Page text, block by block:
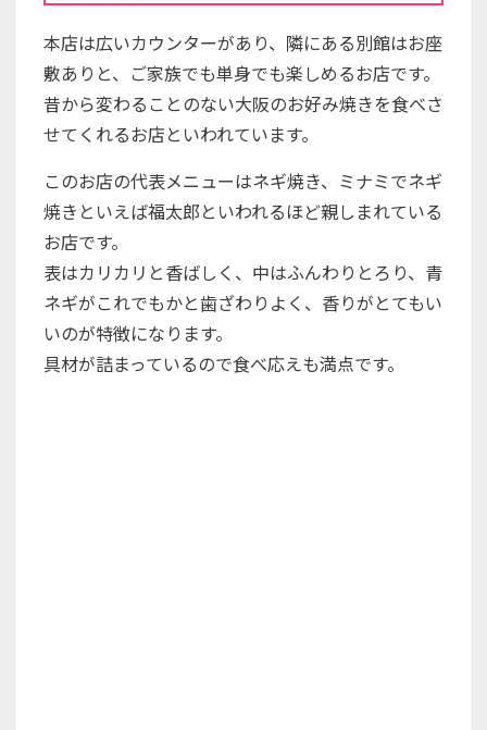
本店は広いカウンターがあり、隣にある別館はお座
敷ありと、ご家族でも単身でも楽しめるお店です。
昔から変わることのない大阪のお好み焼きを食べさ
せてくれるお店といわれています。
このお店の代表メニューはネギ焼き、ミナミでネギ
焼きといえば福太郎といわれるほど親しまれている
お店です。
表はカリカリと香ばしく、中はふんわりとろり、青
ネギがこれでもかと歯ざわりよく、香りがとてもい
いのが特徴になります。
具材が詰まっているので食べ応えも満点です。